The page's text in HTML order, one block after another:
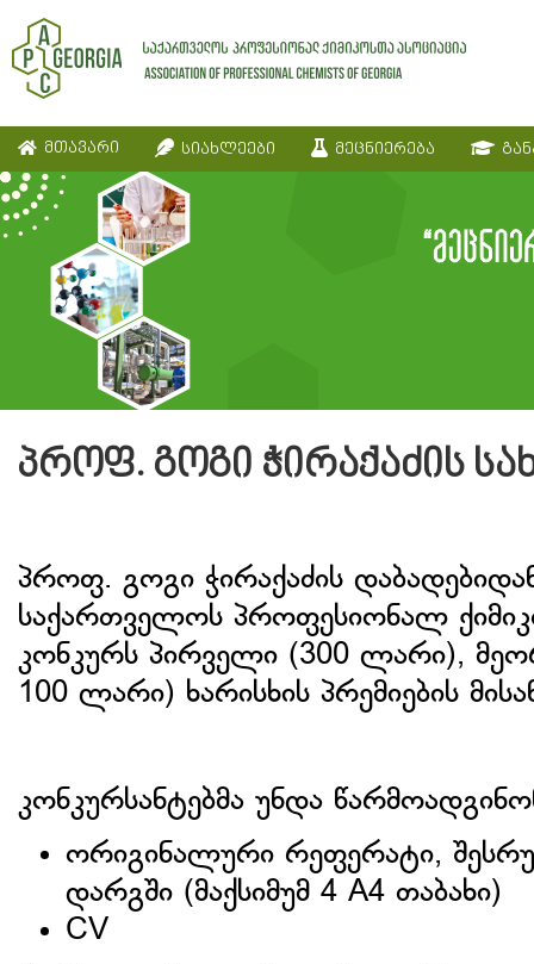
მთავარი სიახლეები მეცნიერება
პროფ. გოგი ჭირაქაძის
პროფ. გოგი ჭირაქაძის
საქართველოს პროფესიონალ
კონკურს პირველი (300 ლარი),
100 ლარი) ხარისხის პრემიების
კონკურსანტებმა უნდა
ორიგინალური რეფერატი,
დარგში (მაქსიმუმ 4 A4 თაბახი)
CV